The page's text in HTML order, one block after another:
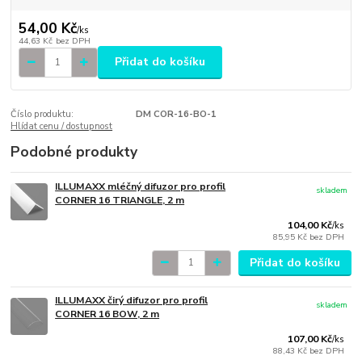
54,00 Kč/ks
44,63 Kč bez DPH
Přidat do košíku
Číslo produktu:
DM COR-16-BO-1
Hlídat cenu / dostupnost
Podobné produkty
ILLUMAXX mléčný difuzor pro profil
CORNER 16 TRIANGLE, 2 m
104,00 Kč/ks
85,95 Kč bez DPH
skladem
Přidat do košíku
ILLUMAXX čirý difuzor pro profil
CORNER 16 BOW, 2 m
107,00 Kč/ks
88,43 Kč bez DPH
skladem